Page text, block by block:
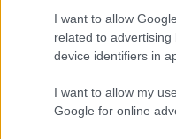
I want to allow
related to
device identifiers in
I want to allow my
Google for online